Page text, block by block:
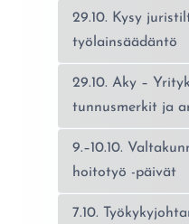
29.10. Kysy
työlainsäädäntö
29.10. Aky –
tunnusmerkit ja
9.–10.10.
hoitotyö -päivät
7.10.